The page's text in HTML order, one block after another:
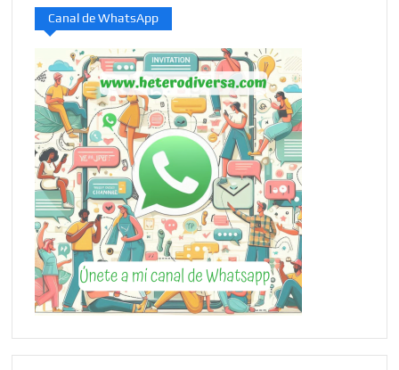
Canal de WhatsApp